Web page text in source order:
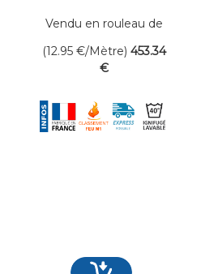
Vendu en rouleau de
(12.95 €/Mètre) 453.34
€